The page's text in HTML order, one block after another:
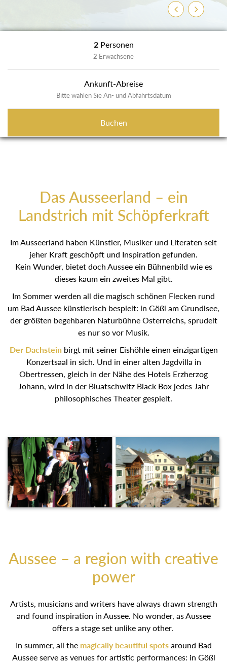
Previous
Next
2 Personen
2 Erwachsene
Ankunft-Abreise
Bitte wählen Sie An- und Abfahrtsdatum
Buchen
Das Ausseerland – ein
Landstrich mit Schöpferkraft
Im Ausseerland haben Künstler, Musiker und Literaten seit
jeher Kraft geschöpft und Inspiration gefunden.
Kein Wunder, bietet doch Aussee ein Bühnenbild wie es
dieses kaum ein zweites Mal gibt.
Im Sommer werden all die magisch schönen Flecken rund
um Bad Aussee künstlerisch bespielt: in Gößl am
Grundlsee, der größten begehbaren Naturbühne
Österreichs, sprudelt es nur so vor Musik.
Der Dachsteinbirgt mit seiner Eishöhle einen
einzigartigen Konzertsaal in sich. Und in einer alten
Jagdvilla in Obertressen, gleich in der Nähe des Hotels
Erzherzog Johann, wird in der Bluatschwitz Black Box
jedes Jahr philosophisches Theater gespielt.
Aussee – a region with creative
power
Artists, musicians and writers have always drawn strength
and found inspiration in Aussee. No wonder, as Aussee
offers a stage set unlike any other.
In summer, all themagically beautiful spotsaround Bad
Aussee serve as venues for artistic performances: in Gößl